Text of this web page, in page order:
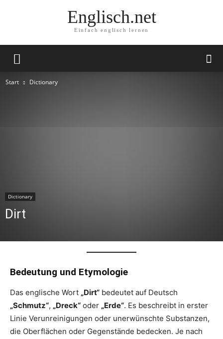
Englisch.net
Einfach englisch lernen
Start Dictionary
Dictionary
Dirt
Bedeutung und Etymologie
Das englische Wort „Dirt“ bedeutet auf Deutsch
„Schmutz“, „Dreck“ oder „Erde“. Es beschreibt in erster
Linie Verunreinigungen oder unerwünschte Substanzen,
die Oberflächen oder Gegenstände bedecken. Je nach